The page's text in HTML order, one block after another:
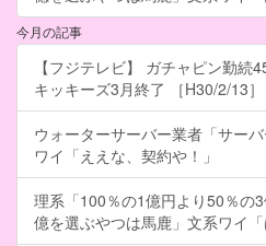
今月の記事
【フジテレビ】 ガチャピン勤
キッキーズ3月終了 ［H30/2/13］
ウォーターサーバー業者「サー
ワイ「ええな、契約や！」
理系「100％の1億円より50％の
億を選ぶやつは馬鹿」文系ワイ「